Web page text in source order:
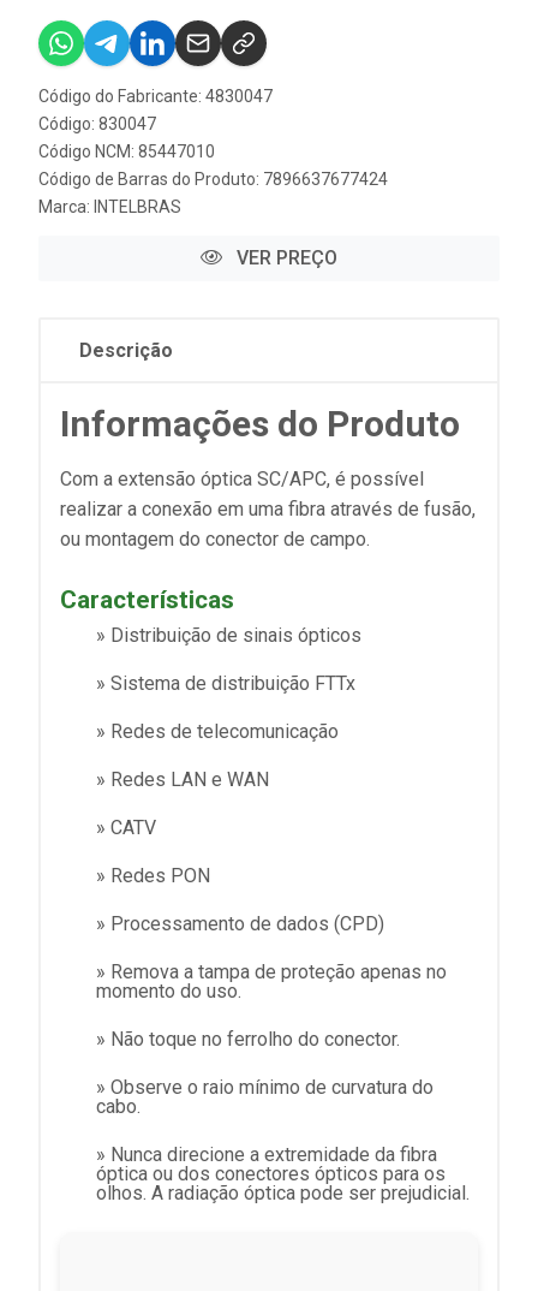
Código do Fabricante: 4830047
Código: 830047
Código NCM: 85447010
Código de Barras do Produto: 7896637677424
Marca: INTELBRAS
VER PREÇO
Descrição
Informações do Produto
Com a extensão óptica SC/APC, é possível
realizar a conexão em uma fibra através de fusão,
ou montagem do conector de campo.
Características
» Distribuição de sinais ópticos
» Sistema de distribuição FTTx
» Redes de telecomunicação
» Redes LAN e WAN
» CATV
» Redes PON
» Processamento de dados (CPD)
» Remova a tampa de proteção apenas no
momento do uso.
» Não toque no ferrolho do conector.
» Observe o raio mínimo de curvatura do
cabo.
» Nunca direcione a extremidade da fibra
óptica ou dos conectores ópticos para os
olhos. A radiação óptica pode ser prejudicial.